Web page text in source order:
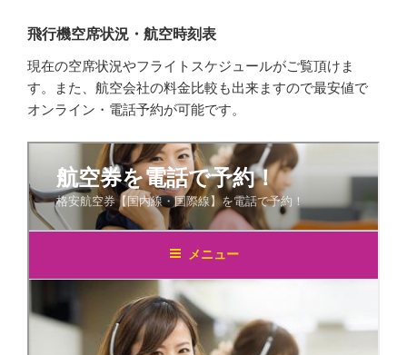
飛行機空席状況・航空時刻表
現在の空席状況やフライトスケジュールがご覧頂けま
す。また、航空会社の料金比較も出来ますので最安値で
オンライン・電話予約が可能です。